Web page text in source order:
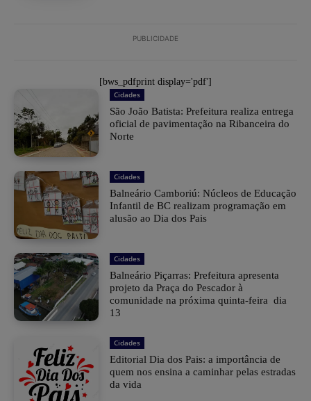
PUBLICIDADE
[bws_pdfprint display='pdf']
Cidades
São João Batista: Prefeitura realiza entrega
oficial de pavimentação na Ribanceira do
Norte
Cidades
Balneário Camboriú: Núcleos de Educação
Infantil de BC realizam programação em
alusão ao Dia dos Pais
Cidades
Balneário Piçarras: Prefeitura apresenta
projeto da Praça do Pescador à
comunidade na próxima quinta-feira dia
13
Cidades
Editorial Dia dos Pais: a importância de
quem nos ensina a caminhar pelas estradas
da vida